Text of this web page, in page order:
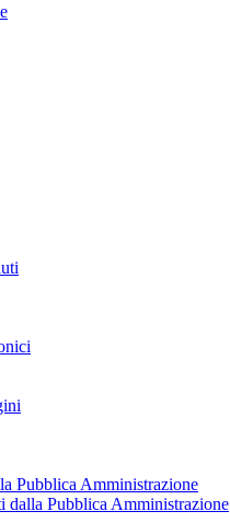
Pubblica Amministrazione
dalla Pubblica Amministrazione